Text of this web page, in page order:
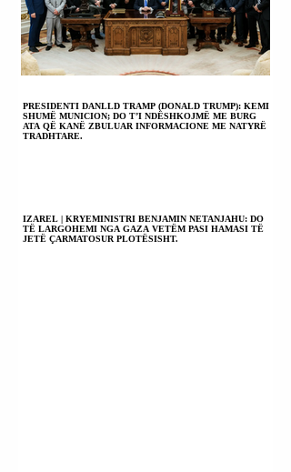
PRESIDENTI DANLLD TRAMP (DONALD TRUMP): KEMI
SHUMË MUNICION; DO T’I NDËSHKOJMË ME BURG
ATA QË KANË ZBULUAR INFORMACIONE ME NATYRË
TRADHTARE.
IZAREL | KRYEMINISTRI BENJAMIN NETANJAHU: DO
TË LARGOHEMI NGA GAZA VETËM PASI HAMASI TË
JETË ÇARMATOSUR PLOTËSISHT.